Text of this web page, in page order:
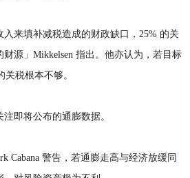
来填补减税造成的财政缺口，25% 的关
源」Mikkelsen 指出。他亦认为，若目标
税根本不够。
即将公布的通膨数据。
警告，若通膨走高与经济放缓同